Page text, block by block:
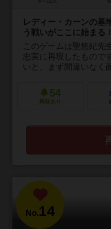
レディー・カーンの
う戦いがここに始まる！
このゲームは聖悠紀
忠実に再現したもので
いと、まず間違いなく
54
興味あり
No.14